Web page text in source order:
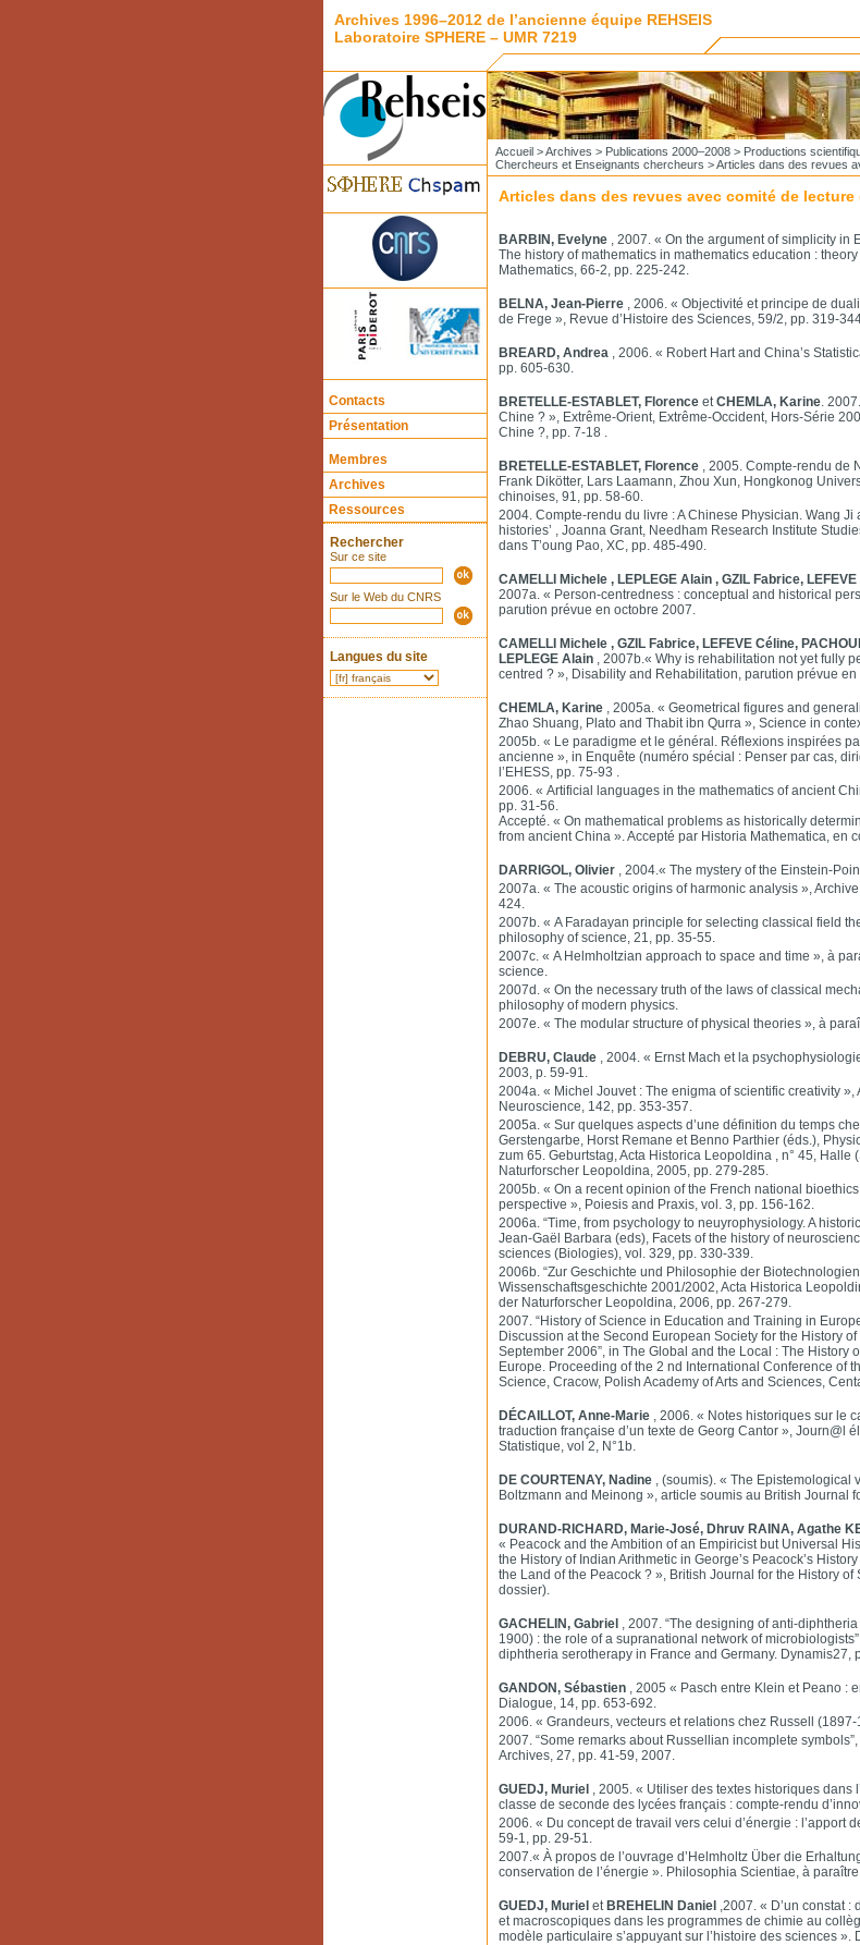
Archives 1996–2012 de l’ancienne équipe REHSEIS
Laboratoire SPHERE – UMR 7219
Contacts
Présentation
Membres
Archives
Ressources
Rechercher
Sur ce site
Sur le Web du CNRS
Langues du site
Accueil>Archives > Publications 2000–2008> Productions
Chercheurs et Enseignants chercheurs > Articles dans des revues
Articles dans des revues avec comité de
BARBIN, Evelyne, 2007. « On the argument of simplicity in
The history of mathematics in mathematics education :
Mathematics, 66-2, pp. 225-242.
BELNA, Jean-Pierre, 2006. « Objectivité et principe de
de Frege », Revue d’Histoire des Sciences, 59/2, pp. 319-
BREARD, Andrea, 2006. « Robert Hart and China’s
pp. 605-630.
BRETELLE-ESTABLET, FlorenceetCHEMLA, Karine.
Chine ? », Extrême-Orient, Extrême-Occident, Hors-Série
Chine ?, pp. 7-18 .
BRETELLE-ESTABLET, Florence, 2005. Compte-rendu de
Frank Dikötter, Lars Laamann, Zhou Xun, Hongkonog
chinoises, 91, pp. 58-60.
2004. Compte-rendu du livre : A Chinese Physician. Wang Ji
histories’ , Joanna Grant, Needham Research Institute
dans T’oung Pao, XC, pp. 485-490.
CAMELLI Michele , LEPLEGE Alain , GZIL Fabrice,
2007a. « Person-centredness : conceptual and historical
parution prévue en octobre 2007.
CAMELLI Michele , GZIL Fabrice, LEFEVE Céline,
LEPLEGE Alain, 2007b.« Why is rehabilitation not yet fully
centred ? », Disability and Rehabilitation, parution prévue en
CHEMLA, Karine, 2005a. « Geometrical figures and
Zhao Shuang, Plato and Thabit ibn Qurra », Science in
2005b. « Le paradigme et le général. Réflexions inspirées
ancienne », in Enquête (numéro spécial : Penser par cas,
l’EHESS, pp. 75-93 .
2006. « Artificial languages in the mathematics of ancient
pp. 31-56.
Accepté. « On mathematical problems as historically
from ancient China ». Accepté par Historia Mathematica, en
DARRIGOL, Olivier, 2004.« The mystery of the Einstein-
2007a. « The acoustic origins of harmonic analysis »,
424.
2007b. « A Faradayan principle for selecting classical field
philosophy of science, 21, pp. 35-55.
2007c. « A Helmholtzian approach to space and time », à
science.
2007d. « On the necessary truth of the laws of classical
philosophy of modern physics.
2007e. « The modular structure of physical theories », à
DEBRU, Claude, 2004. « Ernst Mach et la
2003, p. 59-91.
2004a. « Michel Jouvet : The enigma of scientific creativity
Neuroscience, 142, pp. 353-357.
2005a. « Sur quelques aspects d’une définition du temps
Gerstengarbe, Horst Remane et Benno Parthier (éds.),
zum 65. Geburtstag, Acta Historica Leopoldina , n° 45, Halle
Naturforscher Leopoldina, 2005, pp. 279-285.
2005b. « On a recent opinion of the French national
perspective », Poiesis and Praxis, vol. 3, pp. 156-162.
2006a. “Time, from psychology to neuyrophysiology. A
Jean-Gaël Barbara (eds), Facets of the history of
sciences (Biologies), vol. 329, pp. 330-339.
2006b. “Zur Geschichte und Philosophie der
Wissenschaftsgeschichte 2001/2002, Acta Historica
der Naturforscher Leopoldina, 2006, pp. 267-279.
2007. “History of Science in Education and Training in
Discussion at the Second European Society for the History
September 2006”, in The Global and the Local : The History
Europe. Proceeding of the 2 nd International Conference of
Science, Cracow, Polish Academy of Arts and Sciences,
DÉCAILLOT, Anne-Marie, 2006. « Notes historiques sur le
traduction française d’un texte de Georg Cantor », Journ@l
Statistique, vol 2, N°1b.
DE COURTENAY, Nadine, (soumis). « The Epistemological
Boltzmann and Meinong », article soumis au British Journal
DURAND-RICHARD, Marie-José, Dhruv RAINA, Agathe
« Peacock and the Ambition of an Empiricist but Universal
the History of Indian Arithmetic in George’s Peacock’s
the Land of the Peacock ? », British Journal for the History
dossier).
GACHELIN, Gabriel , 2007. “The designing of anti-
1900) : the role of a supranational network of
diphtheria serotherapy in France and Germany. Dynamis27,
GANDON, Sébastien, 2005 « Pasch entre Klein et Peano :
Dialogue, 14, pp. 653-692.
2006. « Grandeurs, vecteurs et relations chez Russell
2007. “Some remarks about Russellian incomplete
Archives, 27, pp. 41-59, 2007.
GUEDJ, Muriel , 2005. « Utiliser des textes historiques
classe de seconde des lycées français : compte-rendu
2006. « Du concept de travail vers celui d’énergie : l’apport
59-1, pp. 29-51.
2007.« À propos de l’ouvrage d’Helmholtz Über die
conservation de l’énergie ». Philosophia Scientiae, à
GUEDJ, Muriel et BREHELIN Daniel ,2007. « D’un constat
et macroscopiques dans les programmes de chimie au
modèle particulaire s’appuyant sur l’histoire des sciences ».